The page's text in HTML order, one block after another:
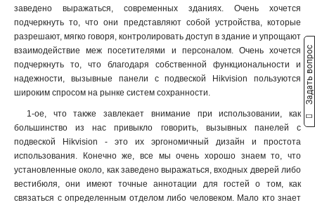
заведено выражаться, современных зданиях. Очень хочется
подчеркнуть то, что они представляют собой устройства, которые
разрешают, мягко говоря, контролировать доступ в здание и упрощают
взаимодействие меж посетителями и персоналом. Очень хочется
подчеркнуть то, что благодаря собственной функциональности и
надежности, вызывные панели с подвеской Hikvision пользуются
широким спросом на рынке систем сохранности.
1-ое, что также завлекает внимание при использовании, как
большинство из нас привыкло говорить, вызывных панелей с
подвеской Hikvision - это их эргономичный дизайн и простота
использования. Конечно же, все мы очень хорошо знаем то, что
установленные около, как заведено выражаться, входных дверей либо
вестибюля, они имеют точные аннотации для гостей о том, как
связаться с определенным отделом либо человеком. Мало кто знает
Задать вопрос